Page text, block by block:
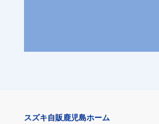
スズキ自販鹿児島ホーム